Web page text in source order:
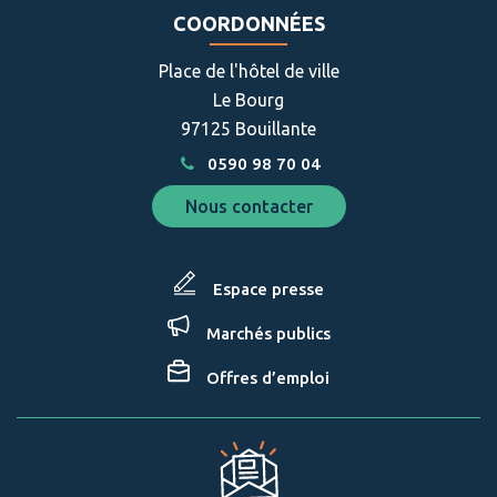
compte
Facebook
compte
Instagram
COORDONNÉES
Place de l'hôtel de ville
Le Bourg
97125 Bouillante
0590 98 70 04
Nous contacter
Espace presse
Marchés publics
Offres d’emploi